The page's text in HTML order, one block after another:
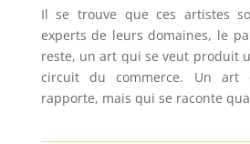
Il se trouve que ces artistes
experts de leurs domaines, le
reste, un art qui se veut produit
circuit du commerce. Un
rapporte, mais qui se raconte